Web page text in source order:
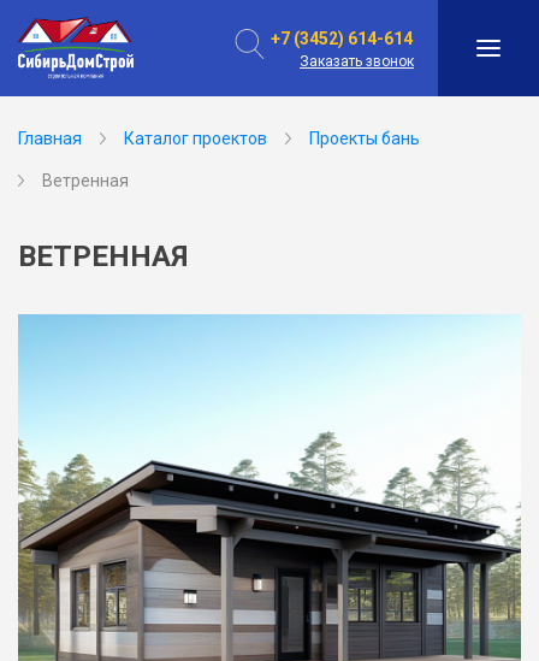
+7 (3452) 614-614
Заказать звонок
Главная Каталог проектов Проекты бань
Ветренная
ВЕТРЕННАЯ